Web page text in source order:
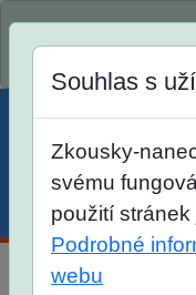
Spustili jsme
na školní rok 2026/
Účet
Souhlas s
Zkousky-
svému
použití
Podrobné
webu